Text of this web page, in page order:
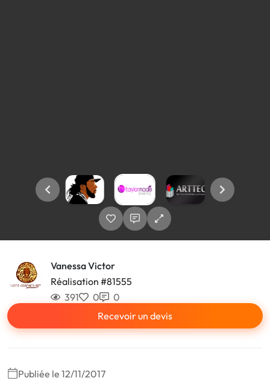
Vanessa Victor
Réalisation #81555
391
0
0
Recevoir un devis
Publiée le 12/11/2017